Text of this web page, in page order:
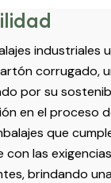
industriales
corrugado,
por su
en el proceso
que
con las
brindando